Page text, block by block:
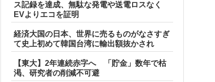
ス記録を達成、無駄な発電や送電ロスなく
EVよりエコを証明
経済大国の日本、世界に売るものがなさすぎ
て史上初めて韓国台湾に輸出額抜かされ
【東大】2年連続赤字へ 「貯金」数年で枯
渇、研究者の削減不可避